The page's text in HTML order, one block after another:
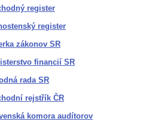
register
register
zákonov SR
financií SR
rada SR
rejstřík ČR
komora audítorov